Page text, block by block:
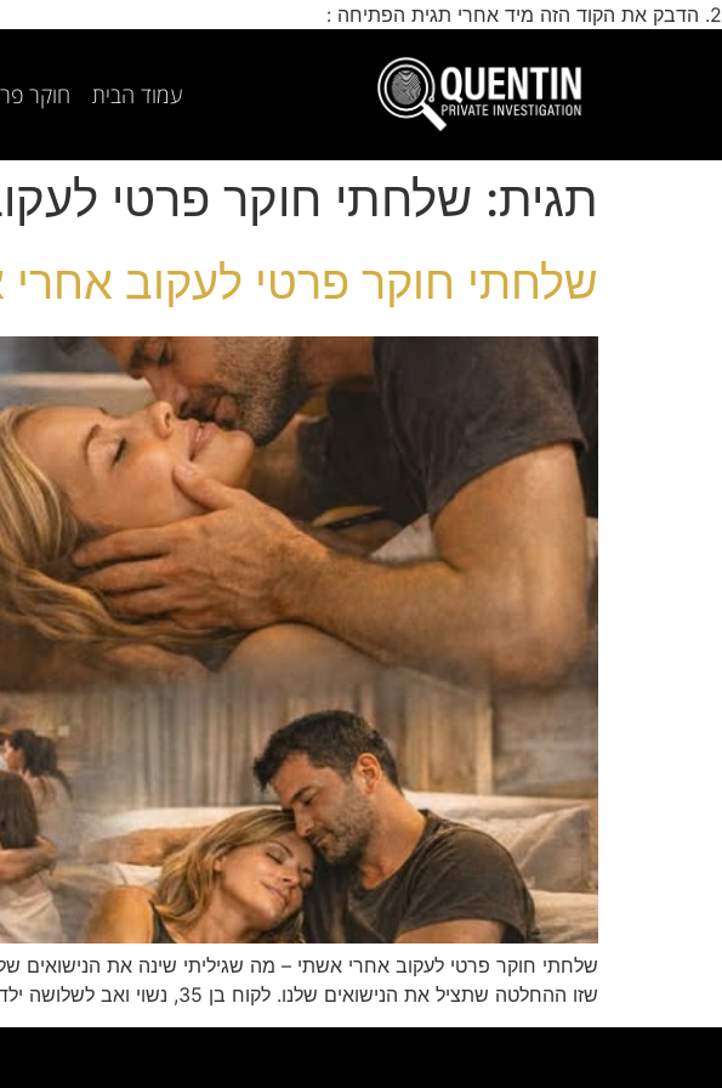
2. הדבק את הקוד הזה מיד אחרי תגית הפתיחה :
דילוג
עמוד הבית חוקר
תגית: שלחתי חוקר פרטי
שלחתי חוקר פרטי לעקוב
שלחתי חוקר פרטי לעקוב אחרי אשתי – מה שגיליתי שינה את הנישואים
שזו ההחלטה שתציל את הנישואים שלנו. לקוח בן 35, נשוי ואב לשלושה ילדים, הגיע למשרד ביום שלישי בשעה 09:00. הוא דיווח כי אשתו הודיעה לו שהיא […]